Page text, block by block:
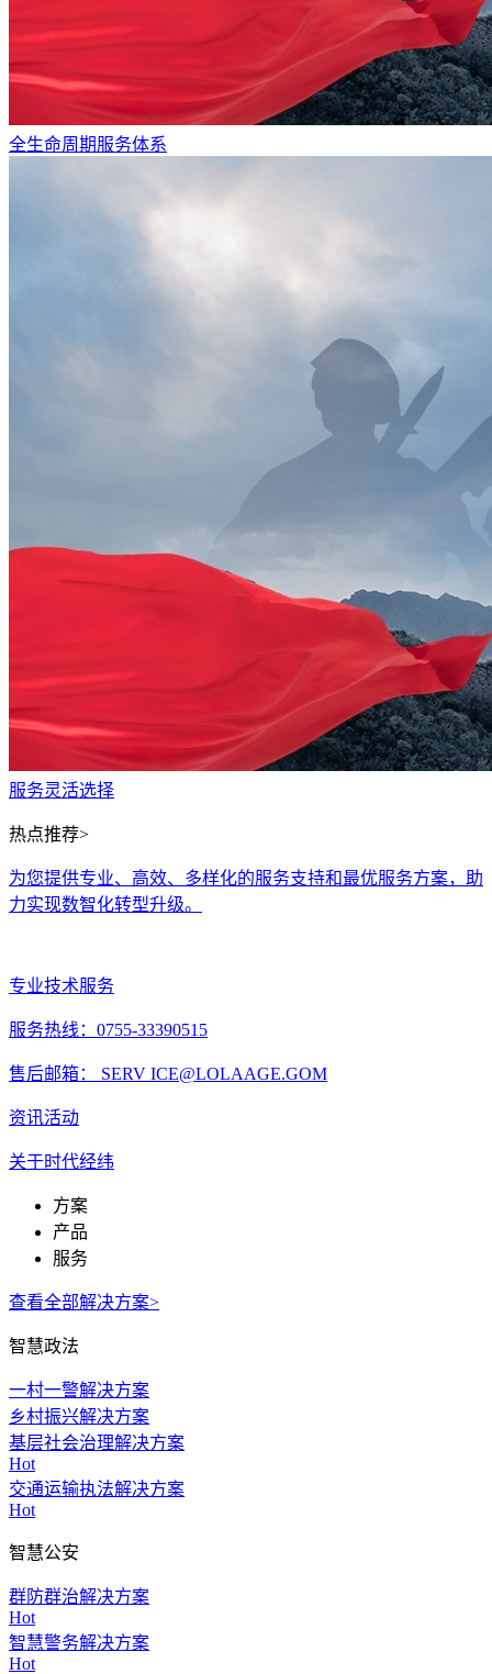
全生命周期服务体系
服务灵活选择
热点推荐>
为您提供专业、高效、多样化的服务支持和最优服务方案，助
力实现数智化转型升级。
专业技术服务
服务热线：0755-33390515
售后邮箱： SERV ICE@LOLAAGE.GOM
资讯活动
关于时代经纬
方案
产品
服务
查看全部解决方案>
智慧政法
一村一警解决方案
乡村振兴解决方案
基层社会治理解决方案
Hot
交通运输执法解决方案
Hot
智慧公安
群防群治解决方案
Hot
智慧警务解决方案
Hot